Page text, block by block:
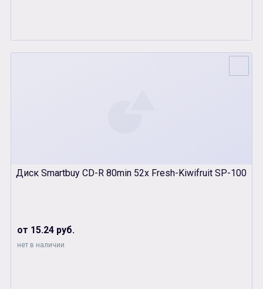
Диск Smartbuy CD-R 80min 52x Fresh-Kiwifruit SP-100
от 15.24 руб.
нет в наличии